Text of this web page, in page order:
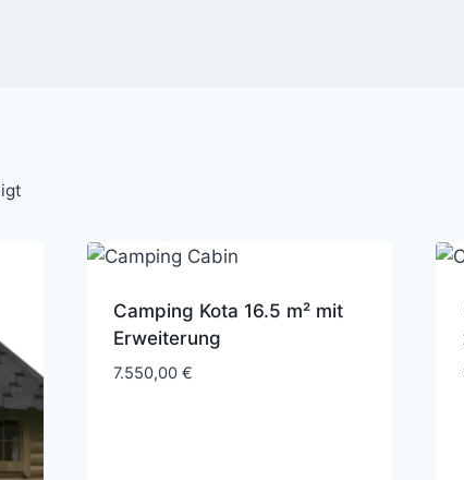
Camping Kota 16.5 m² mit
Erweiterung
7.550,00 €